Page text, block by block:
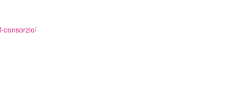
consorzio/